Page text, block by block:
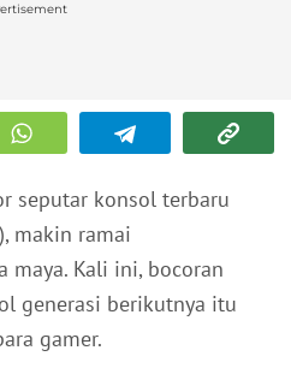
seputar konsol terbaru
), makin ramai
maya. Kali ini, bocoran
generasi berikutnya itu
gamer.